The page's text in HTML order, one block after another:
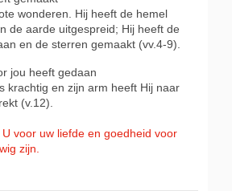
wonderen. Hij heeft de hemel
de aarde uitgespreid; Hij heeft de
en de sterren gemaakt (vv.4-9).
jou heeft gedaan
krachtig en zijn arm heeft Hij naar
(v.12).
U voor uw liefde en goedheid voor
zijn.